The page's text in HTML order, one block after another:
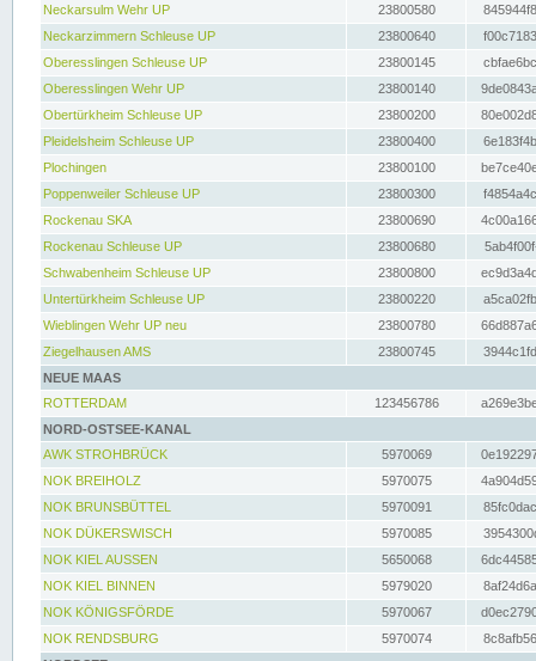
Neckarsulm Wehr UP
23800580
Neckarzimmern Schleuse UP
23800640
Oberesslingen Schleuse UP
23800145
Oberesslingen Wehr UP
23800140
Obertürkheim Schleuse UP
23800200
Pleidelsheim Schleuse UP
23800400
Plochingen
23800100
Poppenweiler Schleuse UP
23800300
Rockenau SKA
23800690
Rockenau Schleuse UP
23800680
Schwabenheim Schleuse UP
23800800
Untertürkheim Schleuse UP
23800220
Wieblingen Wehr UP neu
23800780
Ziegelhausen AMS
23800745
NEUE MAAS
ROTTERDAM
123456786
NORD-OSTSEE-KANAL
AWK STROHBRÜCK
5970069
NOK BREIHOLZ
5970075
NOK BRUNSBÜTTEL
5970091
NOK DÜKERSWISCH
5970085
NOK KIEL AUSSEN
5650068
NOK KIEL BINNEN
5979020
NOK KÖNIGSFÖRDE
5970067
NOK RENDSBURG
5970074